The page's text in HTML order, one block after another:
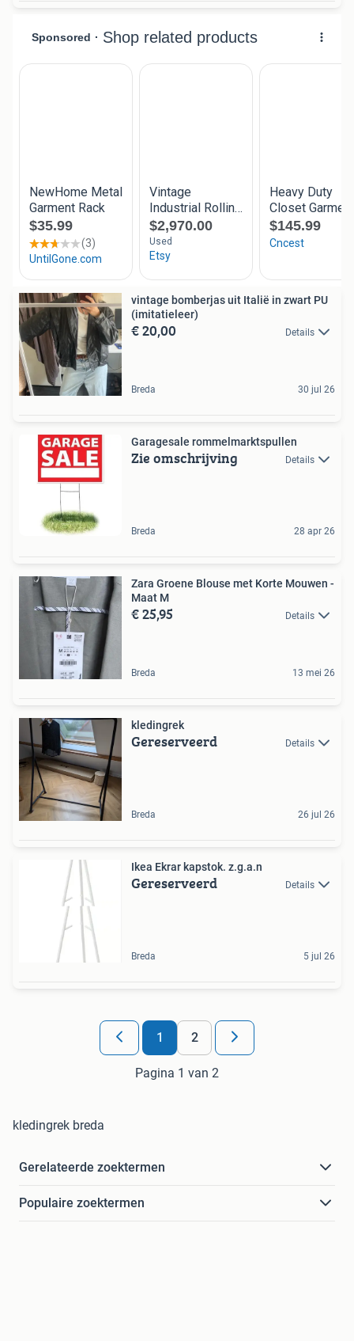
vintage bomberjas uit Italië in zwart PU
(imitatieleer)
€ 20,00 Details
Breda 30 jul 26
Garagesale rommelmarktspullen
Zie omschrijving Details
Breda 28 apr 26
Zara Groene Blouse met Korte Mouwen -
Maat M
€ 25,95 Details
Breda 13 mei 26
kledingrek
Gereserveerd Details
Breda 26 jul 26
Ikea Ekrar kapstok. z.g.a.n
Gereserveerd Details
Breda 5 jul 26
1 2
Pagina 1 van 2
kledingrek breda
Gerelateerde zoektermen
Populaire zoektermen